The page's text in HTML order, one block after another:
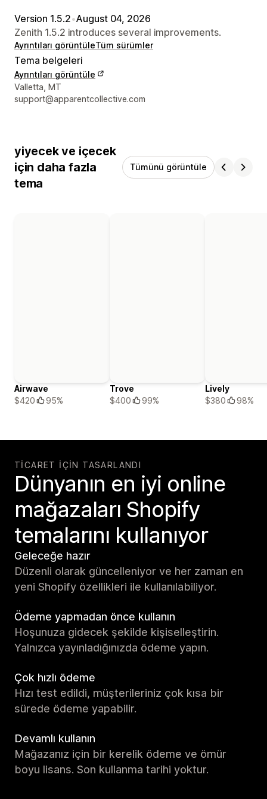
Version 1.5.2•August 04, 2026
Zenith 1.5.2 introduces several improvements.
Ayrıntıları görüntüleTüm sürümler
Tema belgeleri
Ayrıntıları görüntüle
Tasarımcı iletişim bilgileri
Valletta, MT
support@apparentcollective.com
yiyecek ve içecek
için daha fazla
tema
Tümünü görüntüle
Airwave
$420
95%
Trove
$400
99%
Lively
$380
98%
TICARET IÇIN TASARLANDI
Dünyanın en iyi online
mağazaları Shopify
temalarını kullanıyor
Geleceğe hazır
Düzenli olarak güncelleniyor ve her zaman en
yeni Shopify özellikleri ile kullanılabiliyor.
Ödeme yapmadan önce kullanın
Hoşunuza gidecek şekilde kişiselleştirin.
Yalnızca yayınladığınızda ödeme yapın.
Çok hızlı ödeme
Hızı test edildi, müşterileriniz çok kısa bir
sürede ödeme yapabilir.
Devamlı kullanın
Mağazanız için bir kerelik ödeme ve ömür
boyu lisans. Son kullanma tarihi yoktur.